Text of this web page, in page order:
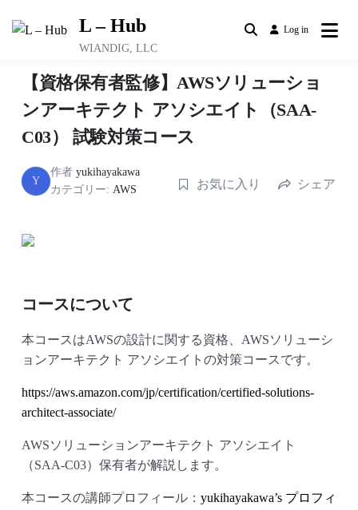
L – Hub
WIANDIG, LLC
Log in
【資格保有者監修】AWSソリューショ
ンアーキテクト アソシエイト（SAA-
C03） 試験対策コース
Y
作者 yukihayakawa
カテゴリー: AWS お気に入り シェア
コースについて
本コースはAWSの設計に関する資格、AWSソリューシ
ョンアーキテクト アソシエイトの対策コースです。
https://aws.amazon.com/jp/certification/certified-solutions-
architect-associate/
AWSソリューションアーキテクト アソシエイト
（SAA-C03）保有者が解説します。
本コースの講師プロフィール： yukihayakawa’s プロフィ